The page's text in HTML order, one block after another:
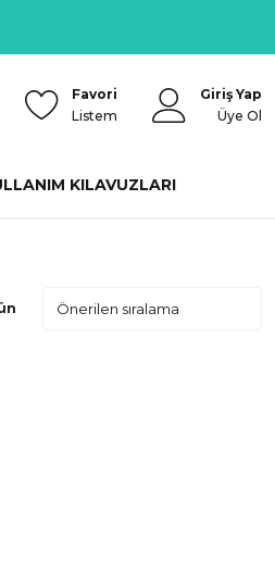
Favori
Listem
Giriş Yap
Üye Ol
KILAVUZLARI